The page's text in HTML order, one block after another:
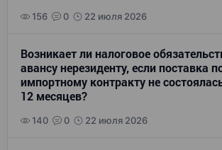
156 0 22 июля 2026
Возникает ли налоговое
авансу нерезиденту, если поставка
импортному контракту не
12 месяцев?
140 0 22 июля 2026